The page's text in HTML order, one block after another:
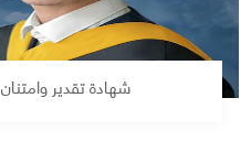
شهادة تقدير وامتنان